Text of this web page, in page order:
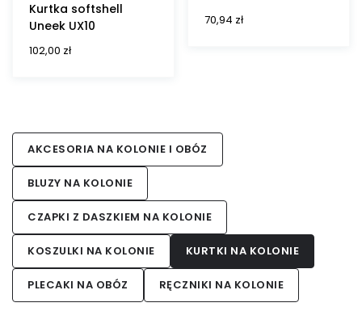
Kurtka softshell
Uneek UX10
102,00 zł
70,94 zł
AKCESORIA NA KOLONIE I OBÓZ
BLUZY NA KOLONIE
CZAPKI Z DASZKIEM NA KOLONIE
KOSZULKI NA KOLONIE KURTKI NA KOLONIE
PLECAKI NA OBÓZ RĘCZNIKI NA KOLONIE